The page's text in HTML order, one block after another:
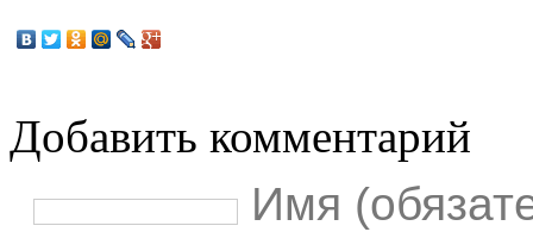
Добавить комментарий
Имя